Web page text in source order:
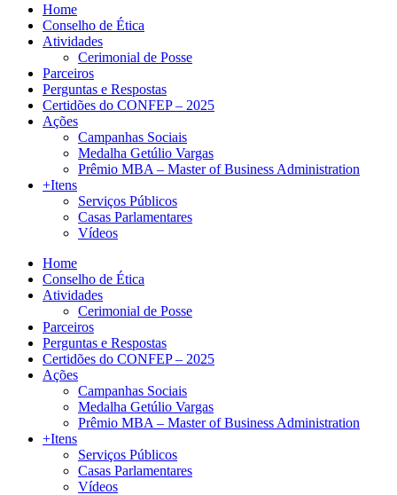
Home
Conselho de Ética
Atividades
Cerimonial de Posse
Parceiros
Perguntas e Respostas
Certidões do CONFEP – 2025
Ações
Campanhas Sociais
Medalha Getúlio Vargas
Prêmio MBA – Master of Business Administration
+Itens
Serviços Públicos
Casas Parlamentares
Vídeos
Home
Conselho de Ética
Atividades
Cerimonial de Posse
Parceiros
Perguntas e Respostas
Certidões do CONFEP – 2025
Ações
Campanhas Sociais
Medalha Getúlio Vargas
Prêmio MBA – Master of Business Administration
+Itens
Serviços Públicos
Casas Parlamentares
Vídeos